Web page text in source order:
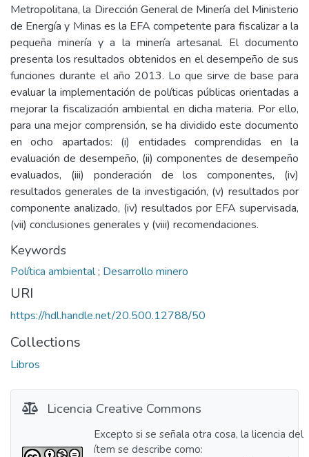
Metropolitana, la Dirección General de Minería del Ministerio
de Energía y Minas es la EFA competente para fiscalizar a la
pequeña minería y a la minería artesanal. El documento
presenta los resultados obtenidos en el desempeño de sus
funciones durante el año 2013. Lo que sirve de base para
evaluar la implementación de políticas públicas orientadas a
mejorar la fiscalización ambiental en dicha materia. Por ello,
para una mejor comprensión, se ha dividido este documento
en ocho apartados: (i) entidades comprendidas en la
evaluación de desempeño, (ii) componentes de desempeño
evaluados, (iii) ponderación de los componentes, (iv)
resultados generales de la investigación, (v) resultados por
componente analizado, (iv) resultados por EFA supervisada,
(vii) conclusiones generales y (viii) recomendaciones.
Keywords
Política ambiental; Desarrollo minero
URI
https://hdl.handle.net/20.500.12788/50
Collections
Libros
Licencia Creative Commons
Excepto si se señala otra cosa, la licencia del
ítem se describe como: